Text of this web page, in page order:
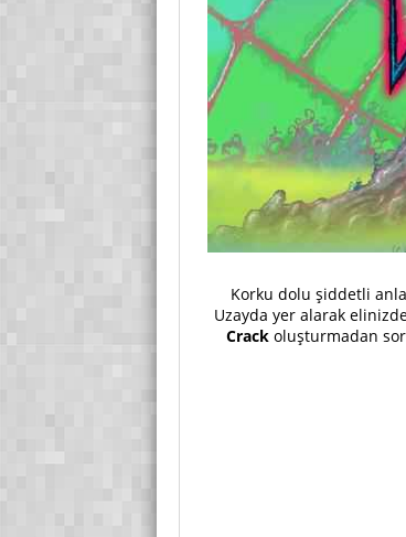
Korku dolu şiddetli
Uzayda yer alarak
Crack oluşturmadan